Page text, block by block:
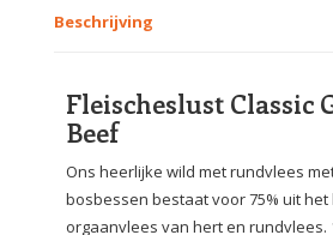
Beschrijving
Fleischeslust Classic
Beef
Ons heerlijke wild met rundvlees
bosbessen bestaat voor 75% uit
orgaanvlees van hert en rundvlees.